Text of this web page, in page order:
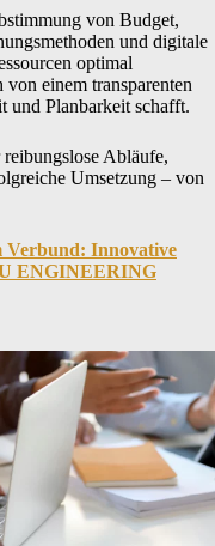
von Budget,
und digitale
optimal
einem transparenten
und Planbarkeit schafft.
Abläufe,
Umsetzung – von
Innovative
ENGINEERING